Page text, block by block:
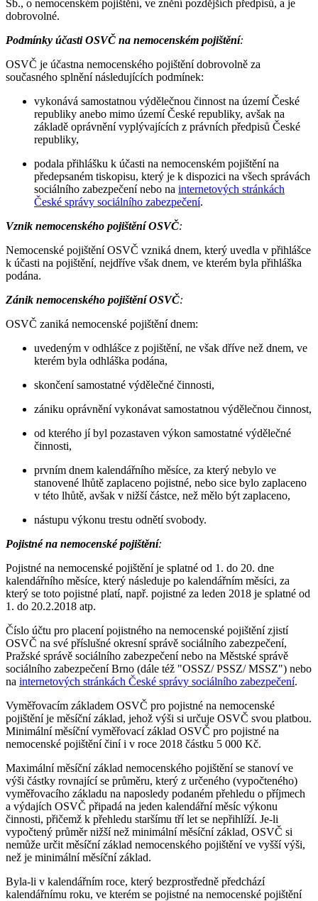
Sb., o nemocenském pojištění, ve znění pozdějších předpisů, a je
dobrovolné.
Podmínky účasti OSVČ na nemocenském pojištění:
OSVČ je účastna nemocenského pojištění dobrovolně za
současného splnění následujících podmínek:
vykonává samostatnou výdělečnou činnost na území České
republiky anebo mimo území České republiky, avšak na
základě oprávnění vyplývajících z právních předpisů České
republiky,
podala přihlášku k účasti na nemocenském pojištění na
předepsaném tiskopisu, který je k dispozici na všech správách
sociálního zabezpečení nebo na internetových stránkách
České správy sociálního zabezpečení.
Vznik nemocenského pojištění OSVČ:
Nemocenské pojištění OSVČ vzniká dnem, který uvedla v přihlášce
k účasti na pojištění, nejdříve však dnem, ve kterém byla přihláška
podána.
Zánik nemocenského pojištění OSVČ:
OSVČ zaniká nemocenské pojištění dnem:
uvedeným v odhlášce z pojištění, ne však dříve než dnem, ve
kterém byla odhláška podána,
skončení samostatné výdělečné činnosti,
zániku oprávnění vykonávat samostatnou výdělečnou činnost,
od kterého jí byl pozastaven výkon samostatné výdělečné
činnosti,
prvním dnem kalendářního měsíce, za který nebylo ve
stanovené lhůtě zaplaceno pojistné, nebo sice bylo zaplaceno
v této lhůtě, avšak v nižší částce, než mělo být zaplaceno,
nástupu výkonu trestu odnětí svobody.
Pojistné na nemocenské pojištění:
Pojistné na nemocenské pojištění je splatné od 1. do 20. dne
kalendářního měsíce, který následuje po kalendářním měsíci, za
který se toto pojistné platí, např. pojistné za leden 2018 je splatné od
1. do 20.2.2018 atp.
Číslo účtu pro placení pojistného na nemocenské pojištění zjistí
OSVČ na své příslušné okresní správě sociálního zabezpečení,
Pražské správě sociálního zabezpečení nebo na Městské správě
sociálního zabezpečení Brno (dále též "OSSZ/ PSSZ/ MSSZ") nebo
na internetových stránkách České správy sociálního zabezpečení.
Vyměřovacím základem OSVČ pro pojistné na nemocenské
pojištění je měsíční základ, jehož výši si určuje OSVČ svou platbou.
Minimální měsíční vyměřovací základ OSVČ pro pojistné na
nemocenské pojištění činí i v roce 2018 částku 5 000 Kč.
Maximální měsíční základ nemocenského pojištění se stanoví ve
výši částky rovnající se průměru, který z určeného (vypočteného)
vyměřovacího základu na naposledy podaném přehledu o příjmech
a výdajích OSVČ připadá na jeden kalendářní měsíc výkonu
činnosti, přičemž k přehledu staršímu tří let se nepřihlíží. Je-li
vypočtený průměr nižší než minimální měsíční základ, OSVČ si
nemůže určit měsíční základ nemocenského pojištění ve vyšší výši,
než je minimální měsíční základ.
Byla-li v kalendářním roce, který bezprostředně předchází
kalendářnímu roku, ve kterém se pojistné na nemocenské pojištění